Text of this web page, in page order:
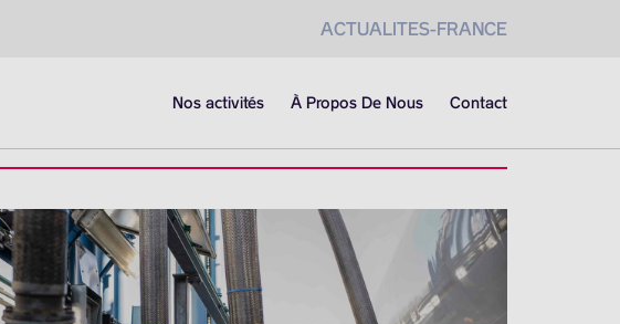
ACTUALITES-FRANCE
Nos activités À Propos De Nous Contact